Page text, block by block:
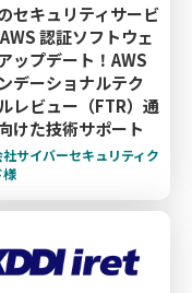
セキュリティサービ
認証ソフトウェ
ップデート！AWS
デーショナルテク
レビュー（FTR）通
けた技術サポート
サイバーセキュリティク
様